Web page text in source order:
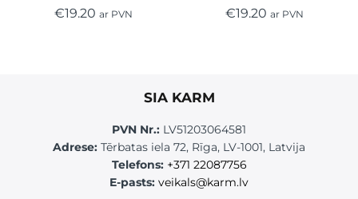
€19.20 ar PVN
€19.20 ar PVN
SIA KARM
PVN Nr.: LV51203064581
Adrese: Tērbatas iela 72, Rīga, LV-1001, Latvija
Telefons: +371 22087756
E-pasts: veikals@karm.lv